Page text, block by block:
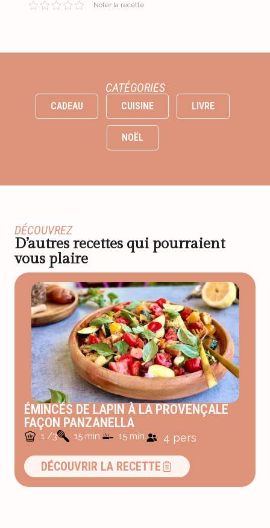
Noter la recette
CATÉGORIES
CADEAU CUISINE LIVRE
NOËL
DÉCOUVREZ
D’autres recettes qui pourraient
vous plaire
ÉMINCÉS DE LAPIN À LA PROVENÇALE
FAÇON PANZANELLA
1 /3 15 min. 15 min. 4 pers
DÉCOUVRIR LA RECETTE